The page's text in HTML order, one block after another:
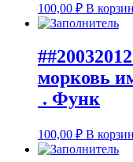
100,00 ₽ В
морковь
. Функ
100,00 ₽ В